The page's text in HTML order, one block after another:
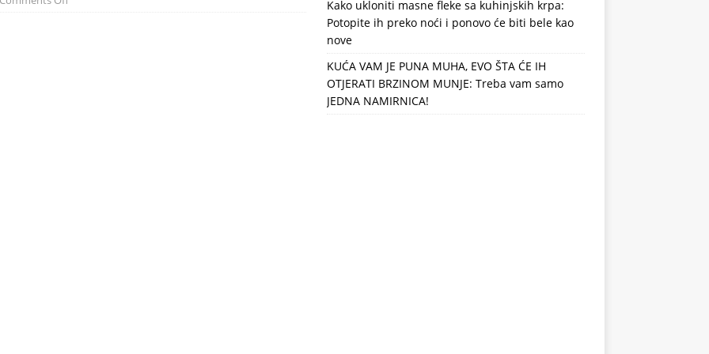
Kako ukloniti masne fleke sa kuhinjskih krpa:
Potopite ih preko noći i ponovo će biti bele kao
nove
KUĆA VAM JE PUNA MUHA, EVO ŠTA ĆE IH
OTJERATI BRZINOM MUNJE: Treba vam samo
JEDNA NAMIRNICA!